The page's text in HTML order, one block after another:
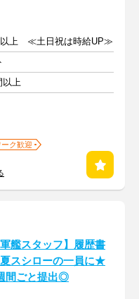
以上 ≪土日祝は時給UP≫
以上
ク歓迎
軍艦スタッフ】履歴書
スシローの一員に★
間ごと提出◎